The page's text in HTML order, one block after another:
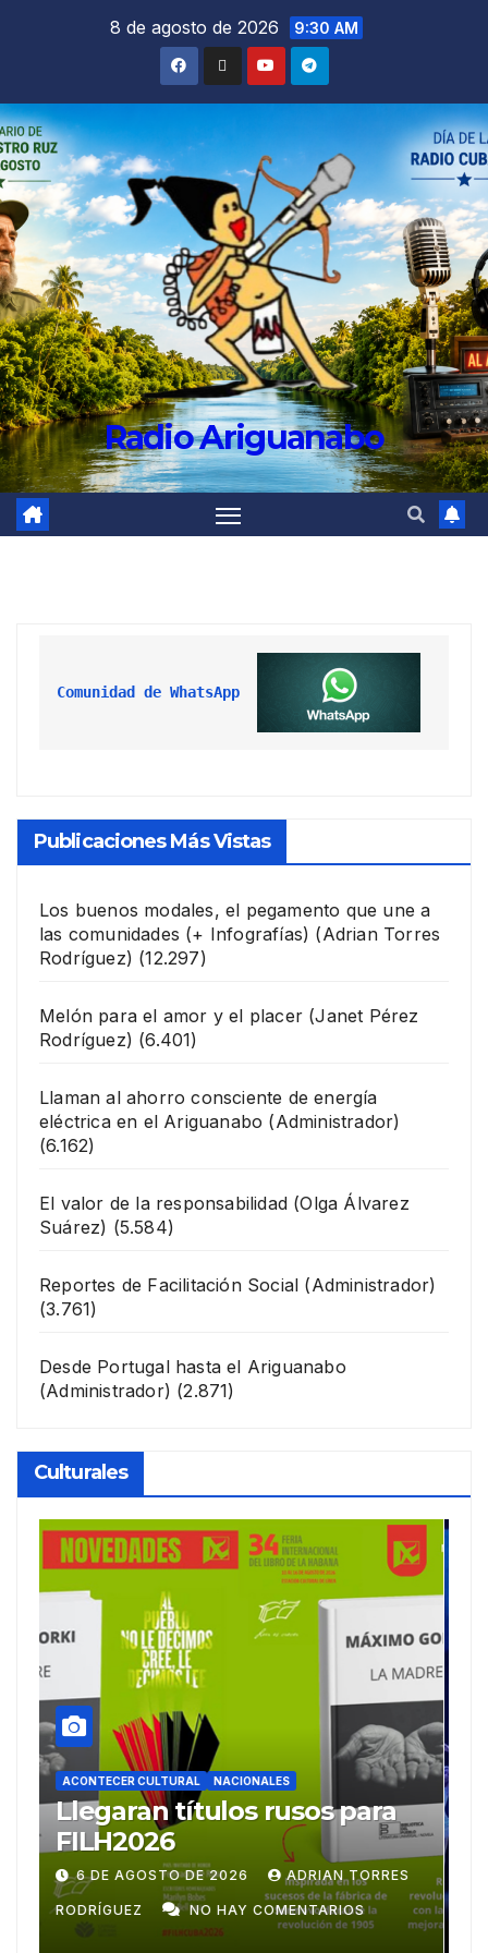
8 de agosto de 2026 9:30 AM
Radio Ariguanabo
Comunidad de WhatsApp
Publicaciones Más Vistas
Los buenos modales, el pegamento que une a
las comunidades (+ Infografías) (Adrian Torres
Rodríguez) (12.297)
Melón para el amor y el placer (Janet Pérez
Rodríguez) (6.401)
Llaman al ahorro consciente de energía
eléctrica en el Ariguanabo (Administrador)
(6.162)
El valor de la responsabilidad (Olga Álvarez
Suárez) (5.584)
Reportes de Facilitación Social (Administrador)
(3.761)
Desde Portugal hasta el Ariguanabo
(Administrador) (2.871)
Culturales
ACONTECER CULTURAL
Ballet Laura Alonso
emprende gira
centroamericana
28 DE JULIO DE 2026 ADRIAN TORRES
RODRÍGUEZ NO HAY COMENTARIOS